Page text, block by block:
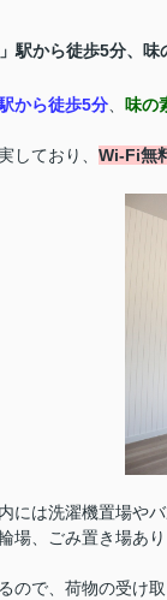
駅から徒歩5分、
から徒歩5分、 味の
しており、 Wi-Fi無
には洗濯機置場や
場、ごみ置き場あり
ので、荷物の受け